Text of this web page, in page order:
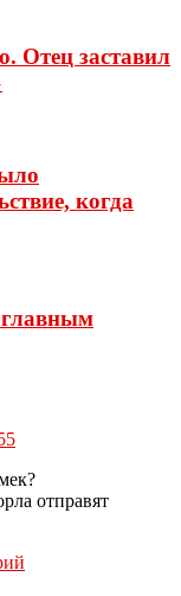
Отец заставил
когда
отправят